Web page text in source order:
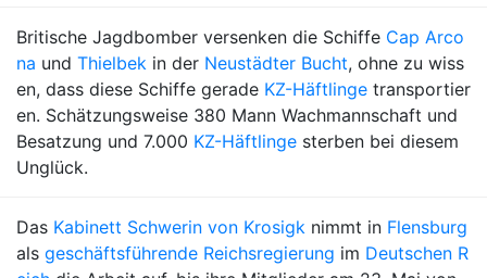
Britische Jagdbomber versenken die Schiffe Cap Arco
na und Thielbek in der Neustädter Bucht, ohne zu wiss
en, dass diese Schiffe gerade KZ-Häftlinge transportier
en. Schätzungsweise 380 Mann Wachmannschaft und
Besatzung und 7.000 KZ-Häftlinge sterben bei diesem
Unglück.
Das Kabinett Schwerin von Krosigk nimmt in Flensburg
als geschäftsführende Reichsregierung im Deutschen R